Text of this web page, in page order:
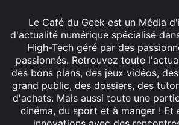
Le Café du Geek est un Média
d'actualité numérique spécialisé
High-Tech géré par des
passionnés. Retrouvez toute
des bons plans, des jeux vidéos,
grand public, des dossiers, des
d'achats. Mais aussi toute une
cinéma, du sport et à manger ! Et